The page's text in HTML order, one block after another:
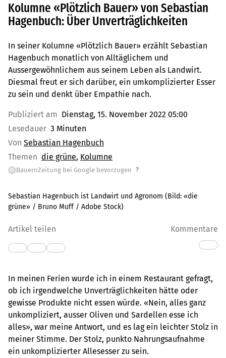
Kolumne «Plötzlich Bauer» von Sebastian
Hagenbuch: Über Unverträglichkeiten
In seiner Kolumne «Plötzlich Bauer» erzählt Sebastian
Hagenbuch monatlich von Alltäglichem und
Aussergewöhnlichem aus seinem Leben als Landwirt.
Diesmal freut er sich darüber, ein umkomplizierter Esser
zu sein und denkt über Empathie nach.
Publiziert am Dienstag, 15. November 2022 05:00
Lesedauer 3 Minuten
Von Sebastian Hagenbuch
Themen die grüne Kolumne
G BauernZeitung bei Google bevorzugen ?
Sebastian Hagenbuch ist Landwirt und Agronom (Bild: «die
grüne» / Bruno Muff / Adobe Stock)
Artikel teilen Kommentare
In meinen Ferien wurde ich in einem Restaurant gefragt,
ob ich irgendwelche Unverträglichkeiten hätte oder
gewisse Produkte nicht essen würde. «Nein, alles ganz
unkompliziert, ausser Oliven und Sardellen esse ich
alles», war meine Antwort, und es lag ein leichter Stolz in
meiner Stimme. Der Stolz, punkto Nahrungsaufnahme
ein unkomplizierter Allesesser zu sein.